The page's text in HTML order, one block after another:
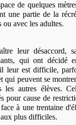
de quelques
une partie de la
avec les adultes.
leur désaccord,
qui ont décidé
leur est difficile,
peuvent se
les autres élèves.
pour cause de
à une trentaine
plus difficiles.